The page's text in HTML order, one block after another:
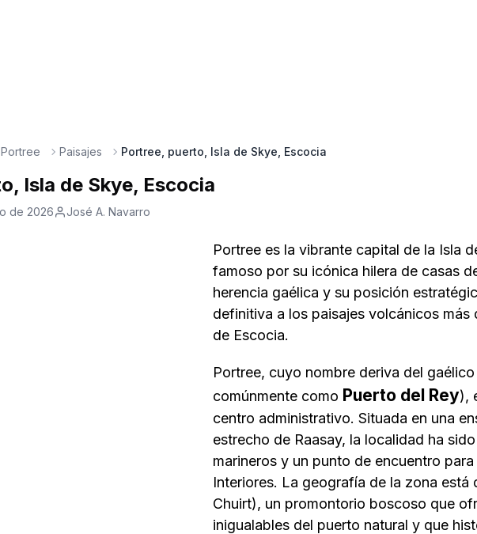
Portree Paisajes Portree, puerto, Isla de Skye, Escocia
Isla de Skye, Escocia
de 2026 José A. Navarro
Portree es la vibrante capital de la Isla
famoso por su icónica hilera de casas
herencia gaélica y su posición
definitiva a los paisajes volcánicos
de Escocia.
Portree, cuyo nombre deriva del gaélico
comúnmente como Puerto del Rey),
centro administrativo. Situada en una
estrecho de Raasay, la localidad ha
marineros y un punto de encuentro
Interiores. La geografía de la zona está
Chuirt), un promontorio boscoso que
inigualables del puerto natural y que